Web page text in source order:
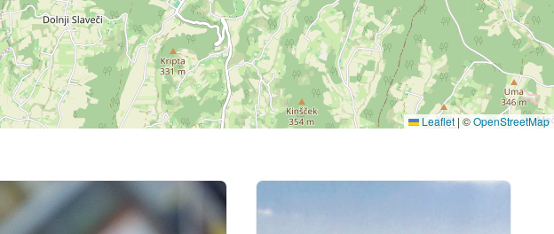
Leaflet | ©OpenStreetMap